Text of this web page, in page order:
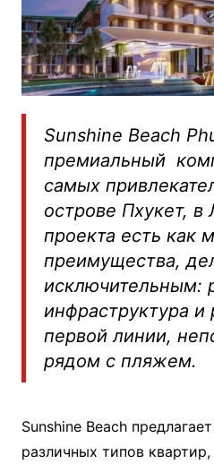
Sunshine Beach
премиальный
самых
острове Пхукет, в
проекта есть как
преимущества,
исключительным:
инфраструктура
первой линии,
рядом с пляжем.
Sunshine Beach
различных типов